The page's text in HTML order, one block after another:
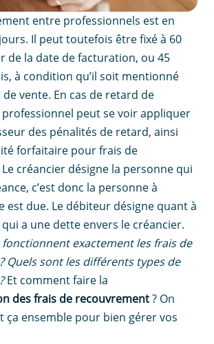
entre professionnels est en
Il peut toutefois être fixé à 60
de la date de facturation, ou 45
à condition qu’il soit mentionné
vente. En cas de retard de
peut se voir appliquer
des pénalités de retard, ainsi
forfaitaire pour frais de
créancier désigne la personne qui
c’est donc la personne à
est due. Le débiteur désigne quant à
a une dette envers le créancier.
exactement les frais de
Quels sont les différents types de
Et comment faire la
des frais de recouvrement? On
ça ensemble pour bien gérer vos